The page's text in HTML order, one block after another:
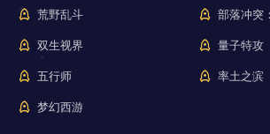
荒野乱斗 部落冲突
双生视界 量子特攻
五行师 率土之滨
梦幻西游